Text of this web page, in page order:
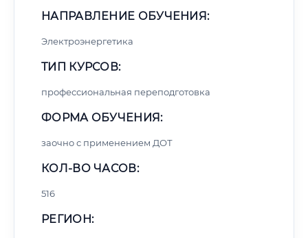
НАПРАВЛЕНИЕ ОБУЧЕНИЯ:
Электроэнергетика
ТИП КУРСОВ:
профессиональная переподготовка
ФОРМА ОБУЧЕНИЯ:
заочно с применением ДОТ
КОЛ-ВО ЧАСОВ:
516
РЕГИОН: